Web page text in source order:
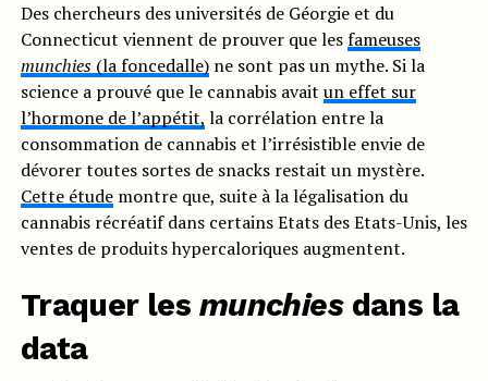
Des chercheurs des universités de Géorgie et du
Connecticut viennent de prouver que lesfameuses
munchies (la foncedalle)ne sont pas un mythe. Si la
science a prouvé que le cannabis avait un effet sur
l’hormone de l’appétit, la corrélation entre la
consommation de cannabis et l’irrésistible envie de
dévorer toutes sortes de snacks restait un mystère.
Cette étudemontre que, suite à la légalisation du
cannabis récréatif dans certains Etats des Etats-Unis, les
ventes de produits hypercaloriques augmentent.
Traquer les munchiesdans la
data